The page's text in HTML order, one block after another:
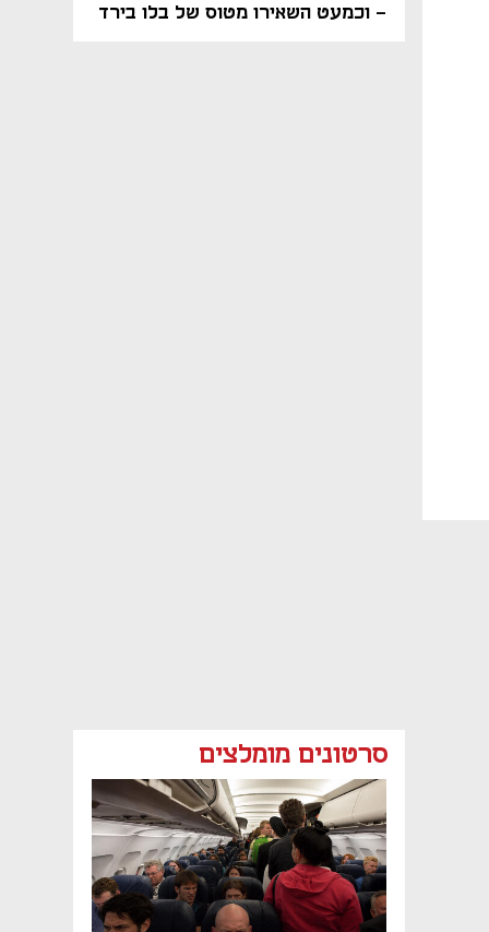
- וכמעט השאירו מטוס של בלו בירד
סרטונים מומלצים